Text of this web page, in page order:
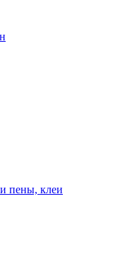
пены, клеи